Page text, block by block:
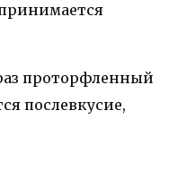
проторфленный
послевкусие,